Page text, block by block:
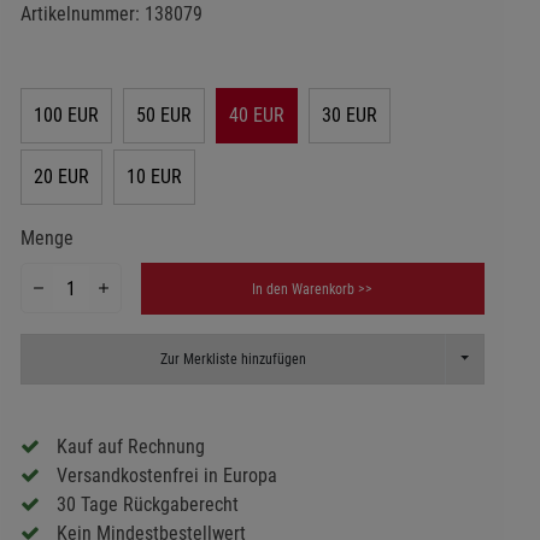
Artikelnummer: 138079
100 EUR 50 EUR 40 EUR 30 EUR
20 EUR 10 EUR
Menge
In den Warenkorb >>
Zur Merkliste hinzufügen Toggle
Kauf auf Rechnung
Versandkostenfrei in Europa
30 Tage Rückgaberecht
Kein Mindestbestellwert